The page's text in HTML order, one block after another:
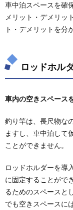
ト
ロッド
リット
1.2.
ホルダ
ト
2.
ロッ
ルダ
ーの
タイ
プ
車中泊スペースを確
メリット・デメリッ
ト・デメリットを分
ロッドホル
車内の空きスペース
釣り竿は、長尺物な
ますし、車中泊して
ことができません。
ロッドホルダーを導
に固定することがで
るためのスペースと
でも空きスペースに